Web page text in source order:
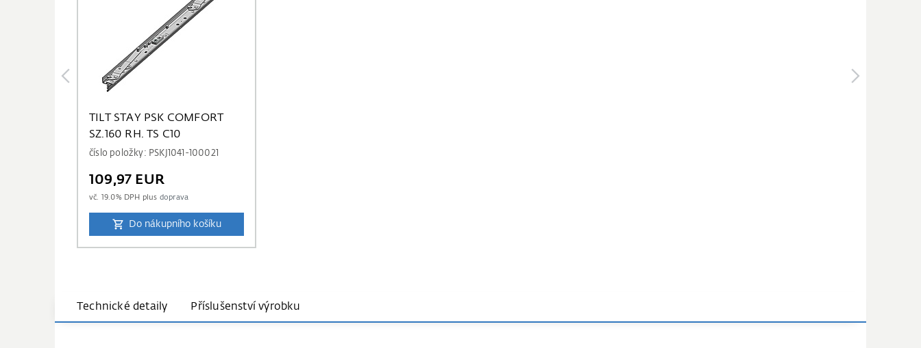
TILT STAY PSK COMFORT
SZ.160 RH. TS C10
číslo položky: PSKJ1041-100021
109,97 EUR
vč. 19.0% DPH plus doprava
Do nákupního košíku
Technické detaily Příslušenství výrobku